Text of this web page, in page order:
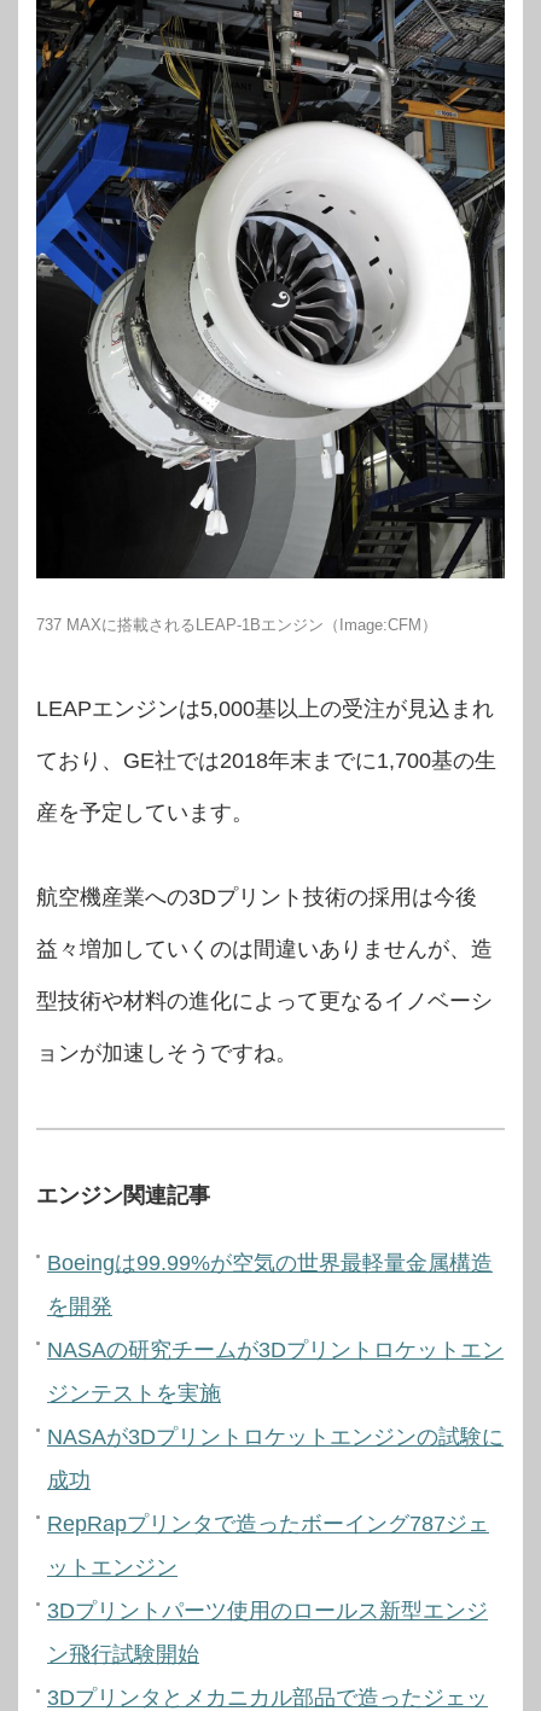
737 MAXに搭載されるLEAP-1Bエンジン（Image:CFM）
LEAPエンジンは5,000基以上の受注が見込まれ
ており、GE社では2018年末までに1,700基の生
産を予定しています。
航空機産業への3Dプリント技術の採用は今後
益々増加していくのは間違いありませんが、造
型技術や材料の進化によって更なるイノベーシ
ョンが加速しそうですね。
エンジン関連記事
Boeingは99.99%が空気の世界最軽量金属構造
を開発
NASAの研究チームが3Dプリントロケットエン
ジンテストを実施
NASAが3Dプリントロケットエンジンの試験に
成功
RepRapプリンタで造ったボーイング787ジェ
ットエンジン
3Dプリントパーツ使用のロールス新型エンジ
ン飛行試験開始
3Dプリンタとメカニカル部品で造ったジェッ